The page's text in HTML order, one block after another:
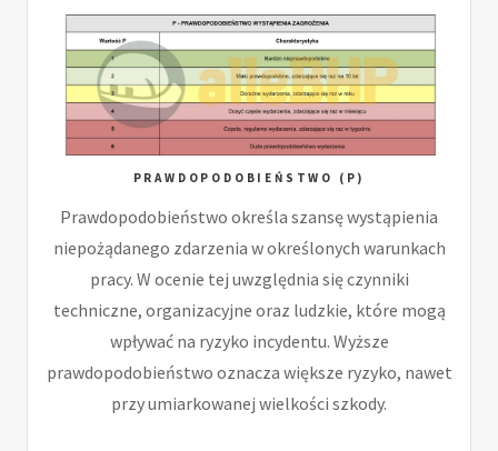
PRAWDOPODOBIEŃSTWO (P)
Prawdopodobieństwo określa szansę wystąpienia
niepożądanego zdarzenia w określonych warunkach
pracy. W ocenie tej uwzględnia się czynniki
techniczne, organizacyjne oraz ludzkie, które mogą
wpływać na ryzyko incydentu. Wyższe
prawdopodobieństwo oznacza większe ryzyko, nawet
przy umiarkowanej wielkości szkody.